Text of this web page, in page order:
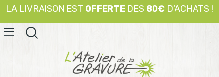
LA LIVRAISON EST OFFERTE DES 80€ D'ACHATS !